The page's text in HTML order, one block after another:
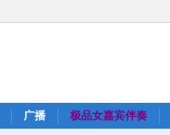
广播 极品女嘉宾伴奏